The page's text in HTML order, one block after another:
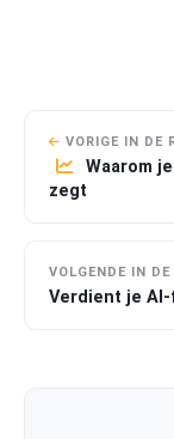
VORIGE IN DE
Waarom
zegt
VOLGENDE IN DE
Verdient je